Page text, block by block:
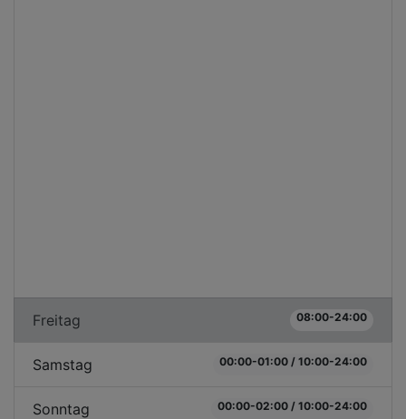
Freitag 08:00-24:00
Samstag 00:00-01:00 / 10:00-24:00
Sonntag 00:00-02:00 / 10:00-24:00